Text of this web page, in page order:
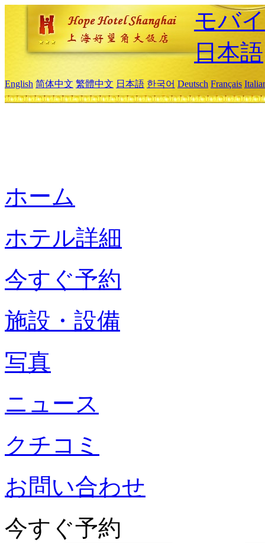
モバ
日本語
English 简体中文 繁體中文 日本語 한국어 Deutsch Français
ホーム
ホテル詳細
今すぐ予約
施設・設備
写真
ニュース
クチコミ
お問い合わせ
今すぐ予約